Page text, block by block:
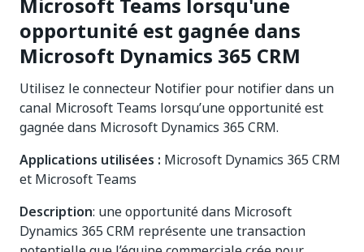
opportunité est gagnée dans
Microsoft Dynamics 365 CRM
Utilisez le connecteur Notifier pour notifier dans un
canal Microsoft Teams lorsqu’une opportunité est
gagnée dans Microsoft Dynamics 365 CRM.
Applications utilisées : Microsoft Dynamics 365 CRM
et Microsoft Teams
Description: une opportunité dans Microsoft
Dynamics 365 CRM représente une transaction